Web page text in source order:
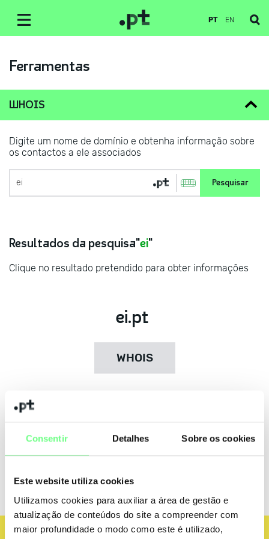
Consentir Detalhes Sobre os cookies
Este website utiliza cookies
Utilizamos cookies para auxiliar a área de gestão e
atualização de conteúdos do site a compreender com
maior profundidade o modo como este é utilizado,
PT EN
Ferramentas
WHOIS
Digite um nome de domínio e obtenha informação sobre
os contactos a ele associados
Resultados da pesquisa"ei"
Clique no resultado pretendido para obter informações
ei.pt
WHOIS
Avaliador Técnico